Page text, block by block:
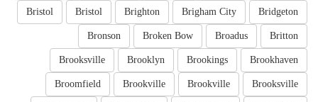
Bridgeton
Brigham City
Brighton
Bristol
Bristol
Britton
Broadus
Broken Bow
Bronson
Brookhaven
Brookings
Brooklyn
Brooksville
Brooksville
Brookville
Brookville
Broomfield